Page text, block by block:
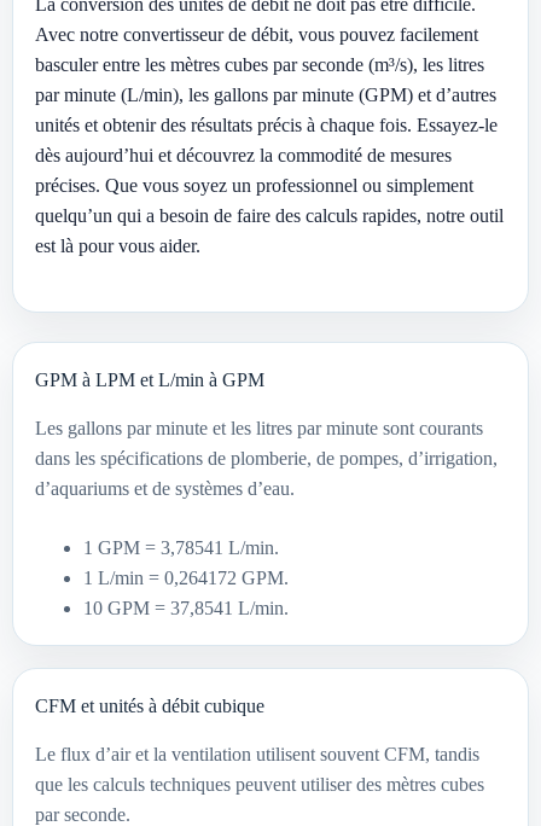
La conversion des unités de débit ne doit pas être difficile.
Avec notre convertisseur de débit, vous pouvez facilement
basculer entre les mètres cubes par seconde (m³/s), les litres
par minute (L/min), les gallons par minute (GPM) et d’autres
unités et obtenir des résultats précis à chaque fois. Essayez-le
dès aujourd’hui et découvrez la commodité de mesures
précises. Que vous soyez un professionnel ou simplement
quelqu’un qui a besoin de faire des calculs rapides, notre outil
est là pour vous aider.
GPM à LPM et L/min à GPM
Les gallons par minute et les litres par minute sont courants
dans les spécifications de plomberie, de pompes, d’irrigation,
d’aquariums et de systèmes d’eau.
1 GPM = 3,78541 L/min.
1 L/min = 0,264172 GPM.
10 GPM = 37,8541 L/min.
CFM et unités à débit cubique
Le flux d’air et la ventilation utilisent souvent CFM, tandis
que les calculs techniques peuvent utiliser des mètres cubes
par seconde.